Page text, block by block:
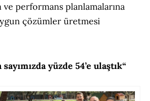
performans planlamalarına
çözümler üretmesi
sayımızda yüzde 54’e ulaştık“